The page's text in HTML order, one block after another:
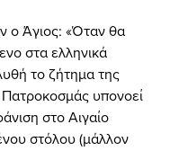
στα ελληνικά
το ζήτημα της
υπονοεί
στο Αιγαίο
στόλου (μάλλον